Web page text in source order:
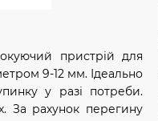
пристрій для
9-12 мм. Ідеально
у разі потреби.
За рахунок перегину